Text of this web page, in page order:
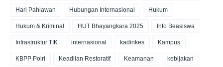
Hari Pahlawan Hubungan Internasional Hukum
Hukum & Kriminal HUT Bhayangkara 2025 Info Beasiswa
Infrastruktur TIK internasional kadinkes Kampus
KBPP Polri Keadilan Restoratif Keamanan kebijakan